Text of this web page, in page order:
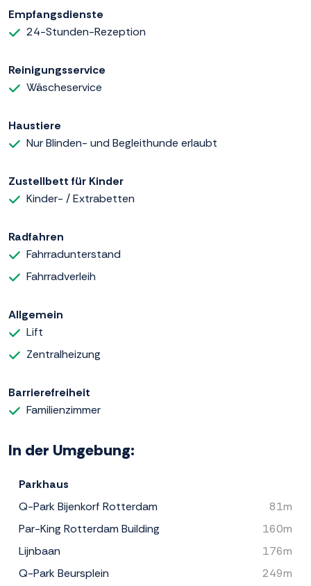
Empfangsdienste
24-Stunden-Rezeption
Reinigungsservice
Wäscheservice
Haustiere
Nur Blinden- und Begleithunde erlaubt
Zustellbett für Kinder
Kinder- / Extrabetten
Radfahren
Fahrradunterstand
Fahrradverleih
Allgemein
Lift
Zentralheizung
Barrierefreiheit
Familienzimmer
In der Umgebung:
Parkhaus
Q-Park Bijenkorf Rotterdam
81m
Par-King Rotterdam Building
160m
Lijnbaan
176m
Q-Park Beursplein
249m